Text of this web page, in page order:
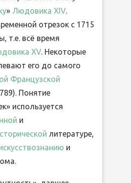
» Людовика XIV.
отрезок с 1715
т.е. всё время
XV. Некоторые
его до самого
Французской
Понятие
используется
и
литературе,
и